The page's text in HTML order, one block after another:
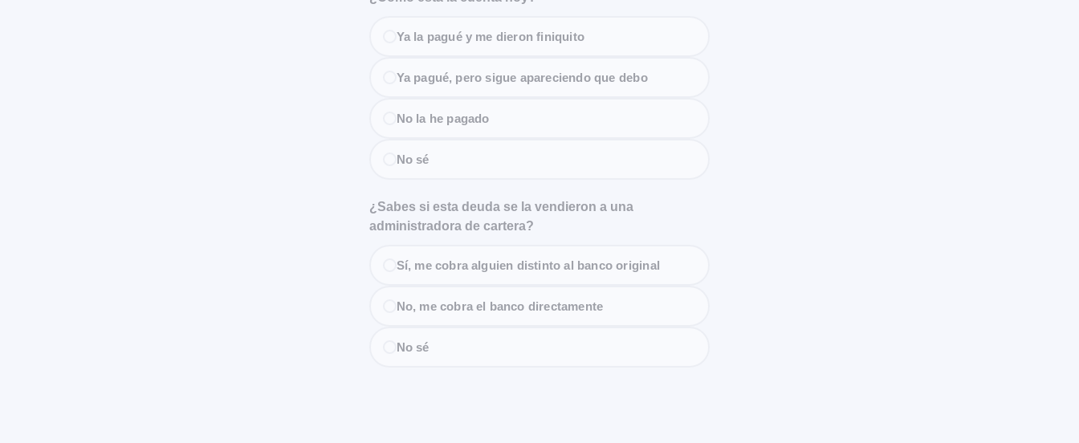
Ya la pagué y me dieron finiquito
Ya pagué, pero sigue apareciendo que debo
No la he pagado
No sé
¿Sabes si esta deuda se la vendieron a una
administradora de cartera?
Sí, me cobra alguien distinto al banco original
No, me cobra el banco directamente
No sé